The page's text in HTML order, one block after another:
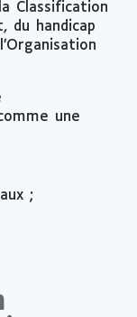
Classification
du handicap
une
;